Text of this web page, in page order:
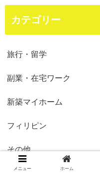
カテゴリー
旅行・留学
副業・在宅ワーク
新築マイホーム
フィリピン
その他
メニュー ホーム